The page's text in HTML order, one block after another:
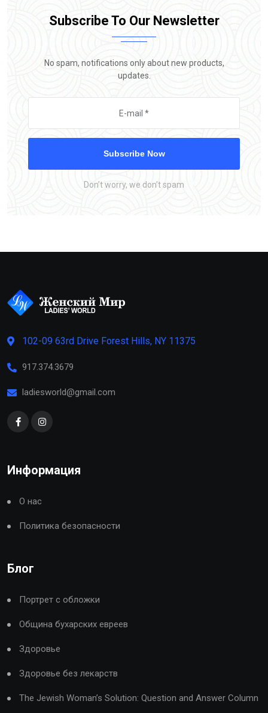
Subscribe To Our Newsletter
No spam, notifications only about new products,
updates.
Subscribe Now
Don’t worry, we don’t spam
102-09 63rd Drive Forest Hills, NY 11375
917.374.3679
ladiesworld@gmail.com
Информация
О нас
Политика безопасности
Блог
Портрет с обложки
Община бухарских евреев
Здоровье
Здоровье без лекарств
The Jewish Woman’s Solution: Question and Answer Column